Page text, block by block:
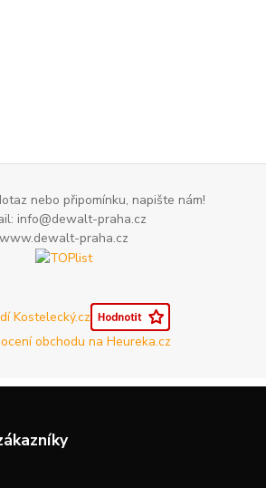
nebo připomínku, napište nám!
info@dewalt-praha.cz
www.dewalt-praha.cz